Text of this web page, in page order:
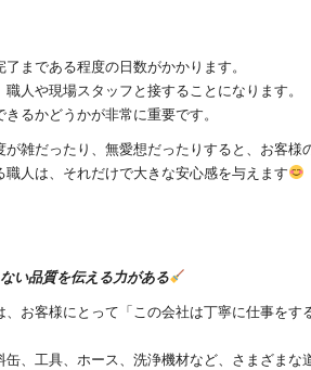
まである程度の日数がかかります。
人や現場スタッフと接することになります。
るかどうかが非常に重要です。
雑だったり、無愛想だったりすると、お客様
人は、それだけで大きな安心感を与えます
い品質を伝える力がある
お客様にとって「この会社は丁寧に仕事を
、工具、ホース、洗浄機材など、さまざまな